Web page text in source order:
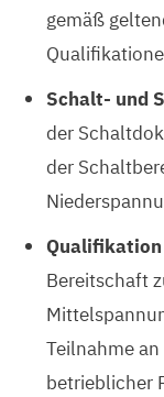
gemäß
Schalt- und
der
der
Bereitschaft
Teilnahme
betrieblicher